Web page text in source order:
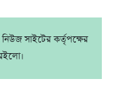
সাইটের কর্তৃপক্ষের